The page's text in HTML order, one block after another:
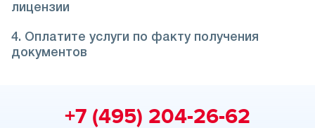
лицензии
4. Оплатите услуги по факту получения
документов
+7 (495) 204-26-62